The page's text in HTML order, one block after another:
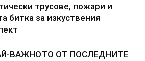
трусове, пожари и
битка за изкуствения
ВАЖНОТО ОТ ПОСЛЕДНИТЕ